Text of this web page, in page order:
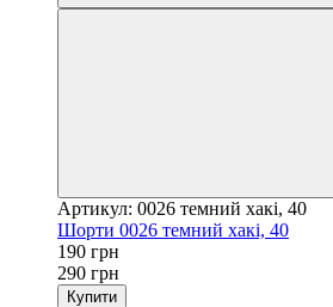
Артикул: 0026 темний хакі, 40
Шорти 0026 темний хакі, 40
190 грн
290 грн
Купити